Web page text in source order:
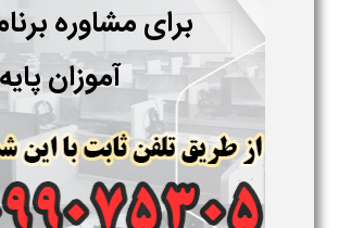
برای مشاوره
آموزان